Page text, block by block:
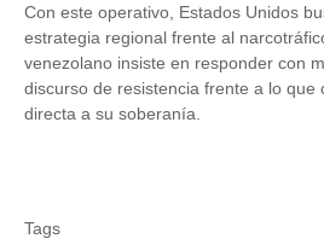
Con este operativo, Estados Unidos
estrategia regional frente al
venezolano insiste en responder con
discurso de resistencia frente a lo que
directa a su soberanía.
Tags